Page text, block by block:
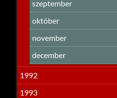
szeptember
október
november
december
1992
1993